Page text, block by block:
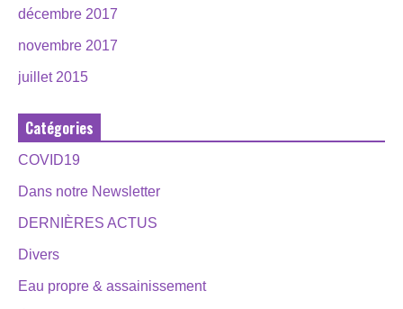
décembre 2017
novembre 2017
juillet 2015
Catégories
COVID19
Dans notre Newsletter
DERNIÈRES ACTUS
Divers
Eau propre & assainissement